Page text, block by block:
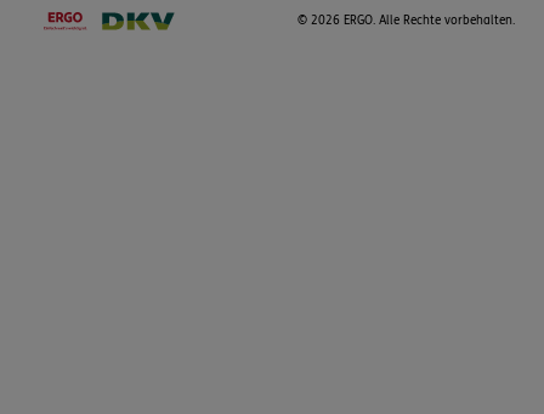
© 2026 ERGO. Alle Rechte vorbehalten.